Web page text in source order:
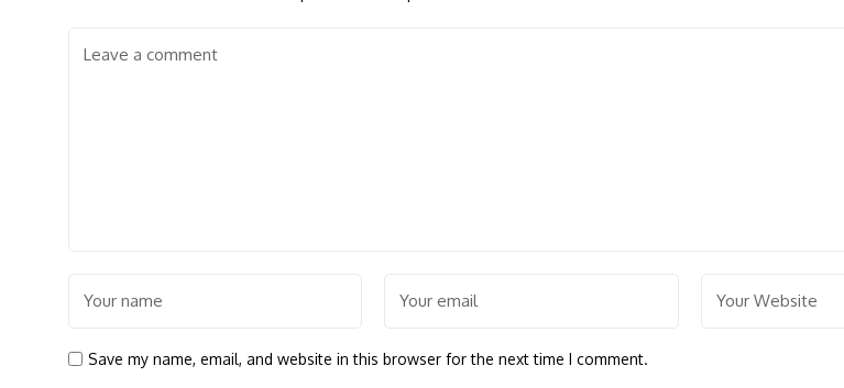
Save my name, email, and website in this browser for the next time I comment.